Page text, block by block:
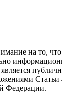
на то,
Статьи
Федерации.